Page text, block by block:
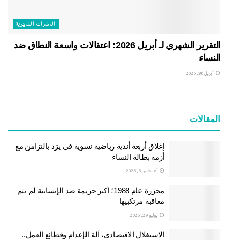
النشرات الشهریة
التقرير الشهري لـ أبريل 2026: اعتقالات واسعة النطاق ضد
النساء
أبريل 30, 2026
المقالات
إغلاق أربعة أندية رياضية نسوية في يزد بالتزامن مع
أزمة بطالة النساء
أغسطس 6, 2026
مجزرة عام 1988؛ أكبر جريمة ضد الإنسانية لم يتم
معاقبة مرتكبيها
يوليو 29, 2026
الاستغلال الاقتصادي، آلة الإعدام وفظائع العمل..